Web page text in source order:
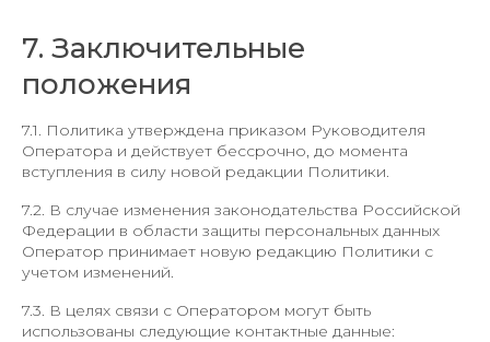
7. Заключительные
положения
7.1. Политика утверждена приказом Руководителя
Оператора и действует бессрочно, до момента
вступления в силу новой редакции Политики.
7.2. В случае изменения законодательства Российской
Федерации в области защиты персональных данных
Оператор принимает новую редакцию Политики с
учетом изменений.
7.3. В целях связи с Оператором могут быть
использованы следующие контактные данные: